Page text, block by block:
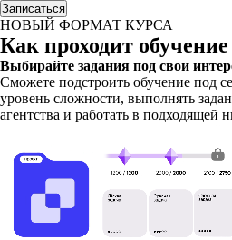
Записаться
НОВЫЙ ФОРМАТ КУРСА
Как проходит обучение
Выбирайте задания под свои
Сможете подстроить обучение под
уровень сложности, выполнять
агентства и работать в подходящей